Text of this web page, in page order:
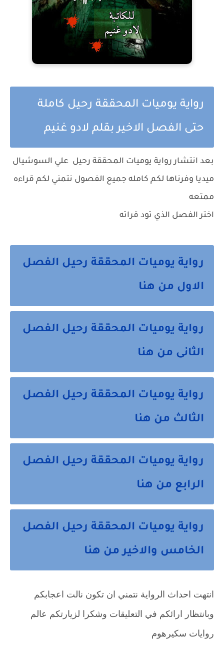
رواية يوميات المحققة رحيل كاملة
حتى الفصل الاخير بقلم لادو غنيم
بعد انتشار رواية يوميات المحققة رحيل علي السوشيال
ميديا وفرناها لكم كامله جميع الفصول نتمني لكم قراءه
ممتعه
اختر الفصل الذي تود قراته
رواية يوميات المحققة رحيل الفصل
الاول من هنا
رواية يوميات المحققة رحيل الفصل
الثانى من هنا
رواية يوميات المحققة رحيل الفصل
الثالث من هنا
رواية يوميات المحققة رحيل الفصل
الرابع من هنا
رواية يوميات المحققة رحيل الفصل
الخامس والاخير من هنا
انتهت احداث الرواية نتمني ان تكون نالت اعجابكم
وبانتظار ارائكم في التعليقات وشكرا لزيارتكم عالم
روايات سكيرهوم